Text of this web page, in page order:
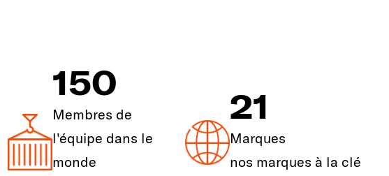
150
Membres de
l'équipe dans le
monde
21
Marques
nos marques à la clé